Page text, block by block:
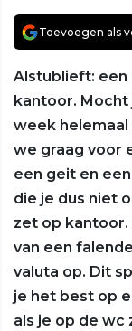
Toevoegen als
Alstublieft: een
kantoor. Mocht
week helemaal
we graag voor
een geit en
die je dus niet
zet op kantoor.
van een
valuta op. Dit
je het best op
als je op de wc